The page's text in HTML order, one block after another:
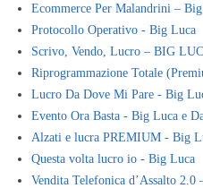
Ecommerce Per Malandrini –
Protocollo Operativo - Big Luca
Scrivo, Vendo, Lucro – BIG
Riprogrammazione Totale
Lucro Da Dove Mi Pare - Big
Evento Ora Basta - Big Luca e
Alzati e lucra PREMIUM - Big
Questa volta lucro io - Big Luca
Vendita Telefonica d’Assalto